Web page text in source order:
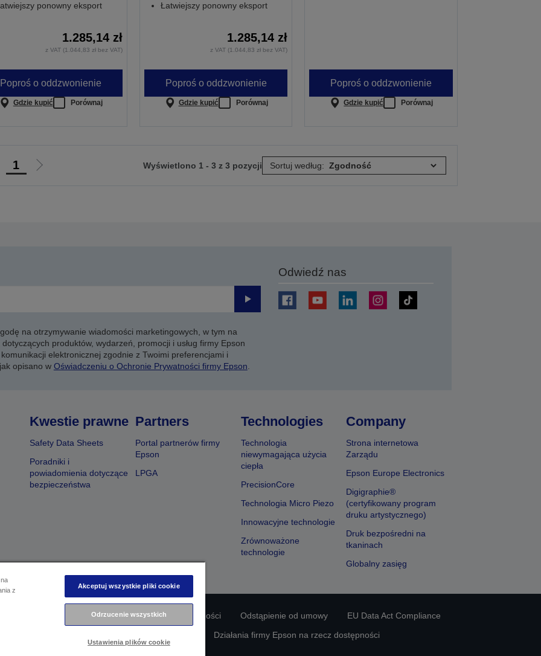
ponowny eksport
1.285,14 zł
z VAT (1.044,83 zł bez VAT)
Poproś o oddzwonienie
Gdzie kupić Porównaj
Łatwiejszy ponowny eksport
1.285,14 zł
z VAT (1.044,83 zł bez VAT)
Poproś o oddzwonienie
Gdzie kupić Porównaj
Poproś o oddzwonienie
Gdzie kupić Porównaj
1
Przejdź
Wyświetlono 1 - 3 z 3 pozycji Sortuj według:
Prześlij
na otrzymywanie wiadomości marketingowych, w tym na
produktów, wydarzeń, promocji i usług firmy Epson
elektronicznej zgodnie z Twoimi preferencjami i
opisano w Oświadczeniu o Ochronie Prywatności firmy Epson
Odwiedź nas
Kwestie prawne
Safety Data Sheets
Poradniki i
powiadomienia dotyczące
bezpieczeństwa
Partners
Portal partnerów firmy
Epson
LPGA
Technologies
Technologia
niewymagająca użycia
ciepła
PrecisionCore
Technologia Micro Piezo
Innowacyjne technologie
Zrównoważone
technologie
Company
Strona internetowa
Zarządu
Epson Europe Electronics
Digigraphie®
(certyfikowany program
druku artystycznego)
Druk bezpośredni na
tkaninach
Globalny zasięg
Oświadczenie dotyczące prywatności Odstąpienie od umowy
EU Data Act Compliance
Działania firmy Epson na rzecz dostępności
z
Akceptuj wszystkie pliki cookie
Odrzucenie wszystkich
Ustawienia plików cookie